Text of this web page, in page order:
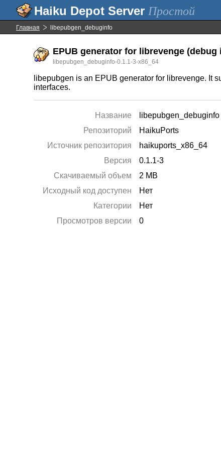
Простой
Главная libepubgen_debuginfo
EPUB generator for librevenge (debug
libepubgen_debuginfo-0.1.1-3-x86_64
libepubgen is an EPUB generator for librevenge. It
interfaces.
Название
libepubgen_debuginfo
Репозиторий
HaikuPorts
Источник репозитория
haikuports_x86_64
Версия
0.1.1-3
Скачиваемый объем
2 MB
Исходный код доступен
Нет
Категории
Нет
Просмотров версии
0